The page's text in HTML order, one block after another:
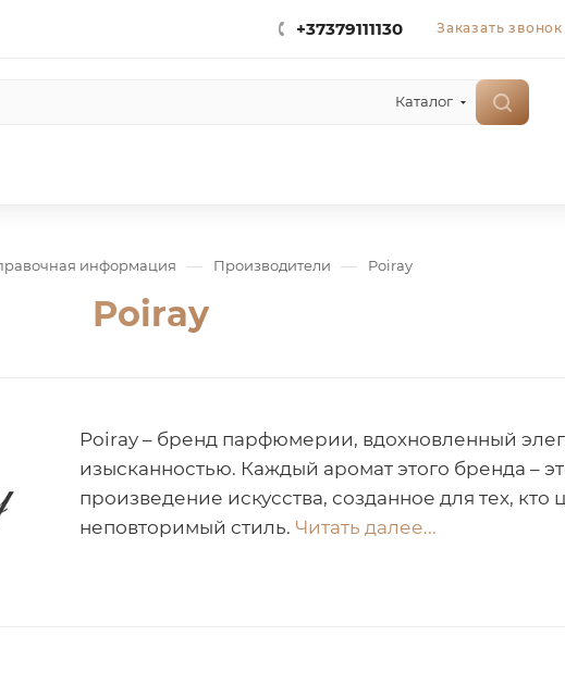
+37379111130 Заказать звонок
Каталог
информация — Производители — Poiray
Poiray
Poiray – бренд парфюмерии, вдохновленный
изысканностью. Каждый аромат этого бренда –
произведение искусства, созданное для тех, кто
неповторимый стиль. Читать далее...